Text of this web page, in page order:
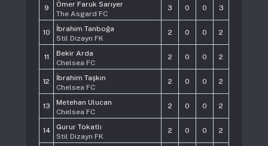
9
Ömer Faruk Sarıyer
The Asgard FC
3 0 0 3
10
İbrahim Tanboğa
Stil Dizayn FK
2 0 0 2
11
Bekir Arda
Chelsea FC
2 0 0 2
12
İbrahim Taşkın
Chelsea FC
2 0 0 2
13
Metehan Ulucan
Chelsea FC
2 0 0 2
14
Gurur Tokatlı
Stil Dizayn FK
2 0 0 2